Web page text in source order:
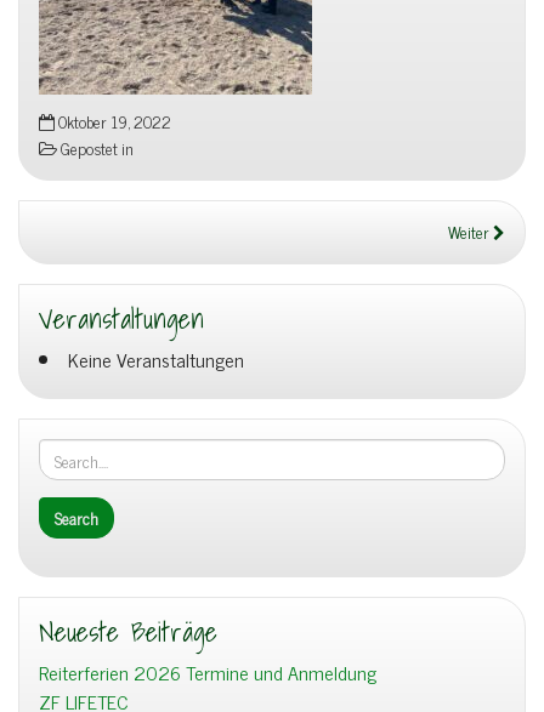
Oktober 19, 2022
Gepostet in
Weiter
Veranstaltungen
Keine Veranstaltungen
Neueste Beiträge
Reiterferien 2026 Termine und Anmeldung
ZF LIFETEC